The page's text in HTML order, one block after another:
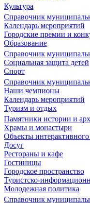
Культура
Справочник
Календарь мероприятий
Городские премии и
Образование
Справочник
Социальная защита детей
Спорт
Справочник
Наши чемпионы
Календарь мероприятий
Туризм и отдых
Памятники истории и
Храмы и монастыри
Объекты интерактивного
Досуг
Рестораны и кафе
Гостиницы
Городское пространство
Туристско-
Молодежная политика
Справочник